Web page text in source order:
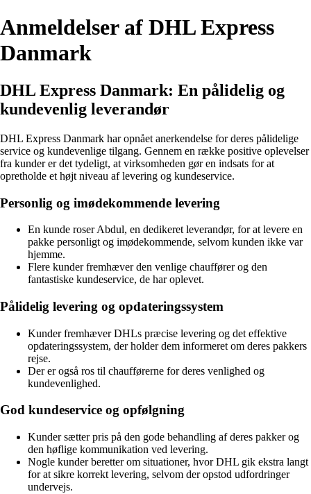
Anmeldelser af DHL Express
Danmark
DHL Express Danmark: En pålidelig og
kundevenlig leverandør
DHL Express Danmark har opnået anerkendelse for deres pålidelige
service og kundevenlige tilgang. Gennem en række positive oplevelser
fra kunder er det tydeligt, at virksomheden gør en indsats for at
opretholde et højt niveau af levering og kundeservice.
Personlig og imødekommende levering
En kunde roser Abdul, en dedikeret leverandør, for at levere en
pakke personligt og imødekommende, selvom kunden ikke var
hjemme.
Flere kunder fremhæver den venlige chauffører og den
fantastiske kundeservice, de har oplevet.
Pålidelig levering og opdateringssystem
Kunder fremhæver DHLs præcise levering og det effektive
opdateringssystem, der holder dem informeret om deres pakkers
rejse.
Der er også ros til chaufførerne for deres venlighed og
kundevenlighed.
God kundeservice og opfølgning
Kunder sætter pris på den gode behandling af deres pakker og
den høflige kommunikation ved levering.
Nogle kunder beretter om situationer, hvor DHL gik ekstra langt
for at sikre korrekt levering, selvom der opstod udfordringer
undervejs.